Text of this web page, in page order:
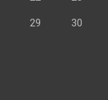
29 30